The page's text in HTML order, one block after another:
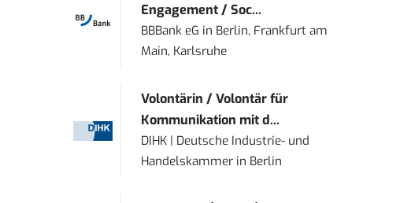
Engagement / Soc...
BBBank eG in Berlin, Frankfurt am
Main, Karlsruhe
Volontärin / Volontär für
Kommunikation mit d...
DIHK | Deutsche Industrie- und
Handelskammer in Berlin